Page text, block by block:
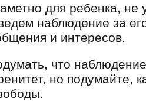
для ребенка, не
наблюдение за
и интересов.
что
но подумайте,